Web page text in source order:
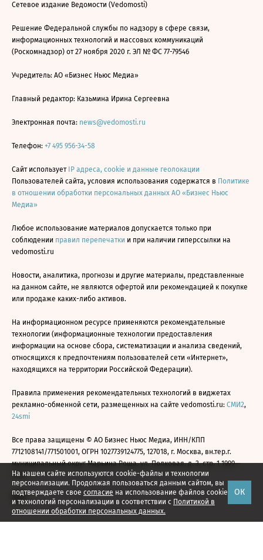
На нашем сайте используются cookie-файлы и технологии
персонализации. Продолжая пользоваться данным сайтом, вы
подтверждаете свое согласие на использование файлов cookie
и технологий персонализации в соответствии с Политикой в
отношении обработки персональных данных.
ОК
Сетевое издание Ведомости (Vedomosti)
Решение Федеральной службы по надзору в сфере связи,
информационных технологий и массовых коммуникаций
(Роскомнадзор) от 27 ноября 2020 г. ЭЛ № ФС 77-79546
Учредитель: АО «Бизнес Ньюс Медиа»
Главный редактор: Казьмина Ирина Сергеевна
Электронная почта: news@vedomosti.ru
Телефон: +7 495 956-34-58
Сайт использует IP адреса, cookie и данные геолокации
Пользователей сайта, условия использования содержатся в Политике
в отношении обработки персональных данных АО «Бизнес Ньюс
Медиа»
Любое использование материалов допускается только при
соблюдении правил перепечатки и при наличии гиперссылки на
vedomosti.ru
Новости, аналитика, прогнозы и другие материалы, представленные
на данном сайте, не являются офертой или рекомендацией к покупке
или продаже каких-либо активов.
На информационном ресурсе применяются рекомендательные
технологии (информационные технологии предоставления
информации на основе сбора, систематизации и анализа сведений,
относящихся к предпочтениям пользователей сети «Интернет»,
находящихся на территории Российской Федерации).
Правила применения рекомендательных технологий в виджетах
рекламно-обменной сети, размещенных на сайте vedomosti.ru: СМИ2,
24smi
Все права защищены © АО Бизнес Ньюс Медиа, ИНН/КПП
7712108141/771501001, ОГРН 1027739124775, 127018, г. Москва, вн.тер.г.
муниципальный округ Марьина Роща, ул. Полковая, д. 3, стр. 1 1999—
2026